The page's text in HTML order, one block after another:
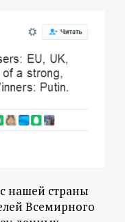
нашей страны
Всемирного